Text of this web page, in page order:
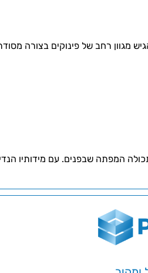
מגוון רחב של פינוקים בצורה